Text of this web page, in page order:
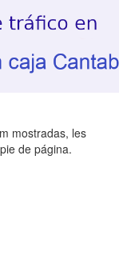
mostradas, les
de página.